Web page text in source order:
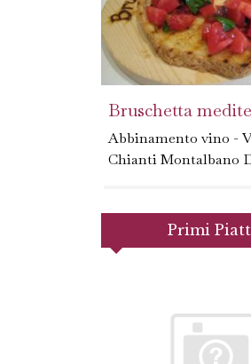
Bruschetta
Abbinamento vino -
Chianti Montalbano
Primi